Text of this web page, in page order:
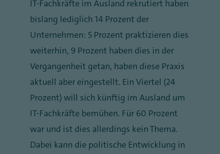
IT-Fachkräfte im Ausland rekrutiert haben
bislang lediglich 14 Prozent der
Unternehmen: 5 Prozent praktizieren dies
weiterhin, 9 Prozent haben dies in der
Vergangenheit getan, haben diese Praxis
aktuell aber eingestellt. Ein Viertel (24
Prozent) will sich künftig im Ausland um
IT-Fachkräfte bemühen. Für 60 Prozent
war und ist dies allerdings kein Thema.
Dabei kann die politische Entwicklung in